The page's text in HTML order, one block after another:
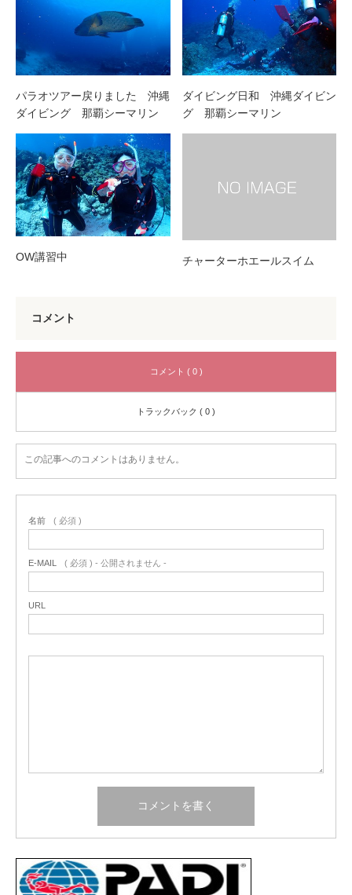
パラオツアー戻りました 沖縄
ダイビング 那覇シーマリン
ダイビング日和 沖縄ダイビン
グ 那覇シーマリン
OW講習中 チャーターホエールスイム
コメント
コメント ( 0 )
トラックバック ( 0 )
この記事へのコメントはありません。
名前 ( 必須 )
E-MAIL ( 必須 ) - 公開されません -
URL